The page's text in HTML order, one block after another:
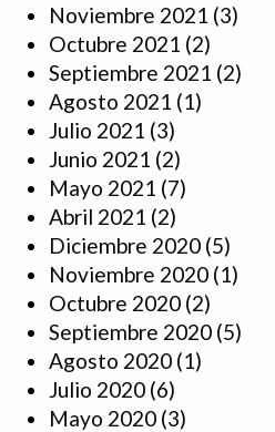
Noviembre 2021 (3)
Octubre 2021 (2)
Septiembre 2021 (2)
Agosto 2021 (1)
Julio 2021 (3)
Junio 2021 (2)
Mayo 2021 (7)
Abril 2021 (2)
Diciembre 2020 (5)
Noviembre 2020 (1)
Octubre 2020 (2)
Septiembre 2020 (5)
Agosto 2020 (1)
Julio 2020 (6)
Mayo 2020 (3)